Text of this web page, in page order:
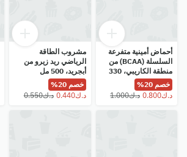
أحماض أمينية متفرعة
السلسلة (BCAA) من
منطقة الكاريبي، 330
مل
خصم 20%
مشروب الطاقة
الرياضي ريد زيرو من
أبجريد، 500 مل
خصم 20%
⁦د.ك0.440⁩
⁦د.ك0.550⁩